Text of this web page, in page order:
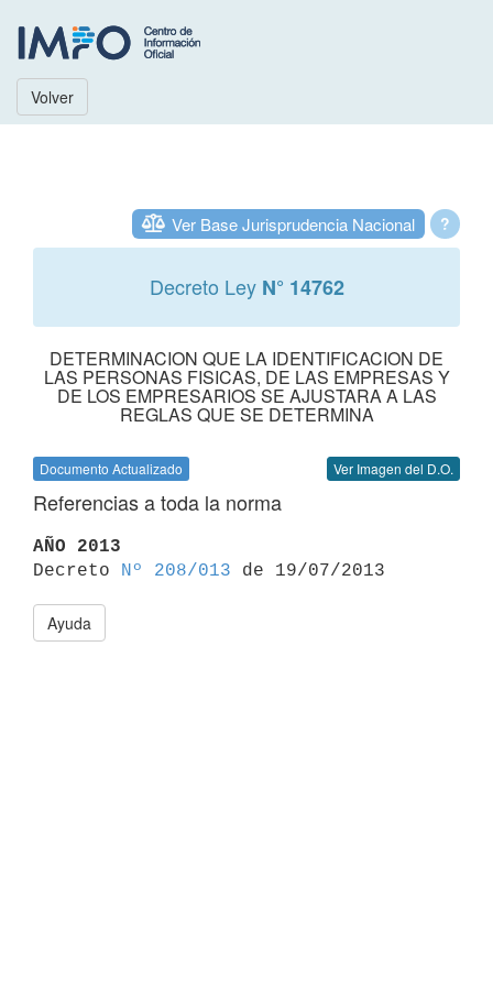
Volver
?
Ver Base Jurisprudencia Nacional
Decreto Ley N° 14762
DETERMINACION QUE LA IDENTIFICACION DE
LAS PERSONAS FISICAS, DE LAS EMPRESAS Y
DE LOS EMPRESARIOS SE AJUSTARA A LAS
REGLAS QUE SE DETERMINA
Documento Actualizado Ver Imagen del D.O.
Referencias a toda la norma
AÑO 2013
Decreto
Nº 208/013
Ayuda